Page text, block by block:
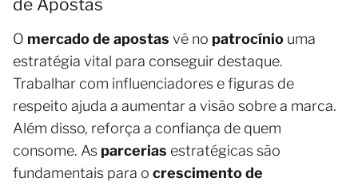
de Apostas
O mercado de apostas vê no patrocínio uma
estratégia vital para conseguir destaque.
Trabalhar com influenciadores e figuras de
respeito ajuda a aumentar a visão sobre a marca.
Além disso, reforça a confiança de quem
consome. As parcerias estratégicas são
fundamentais para o crescimento de